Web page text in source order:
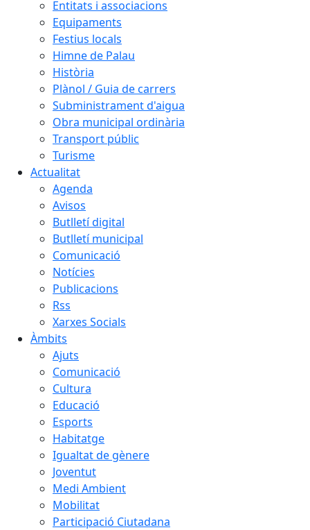
Entitats i associacions
Equipaments
Festius locals
Himne de Palau
Història
Plànol / Guia de carrers
Subministrament d'aigua
Obra municipal ordinària
Transport públic
Turisme
Actualitat
Agenda
Avisos
Butlletí digital
Butlletí municipal
Comunicació
Notícies
Publicacions
Rss
Xarxes Socials
Àmbits
Ajuts
Comunicació
Cultura
Educació
Esports
Habitatge
Igualtat de gènere
Joventut
Medi Ambient
Mobilitat
Participació Ciutadana